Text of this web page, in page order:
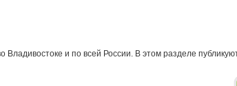
Владивостоке и по всей России. В этом разделе